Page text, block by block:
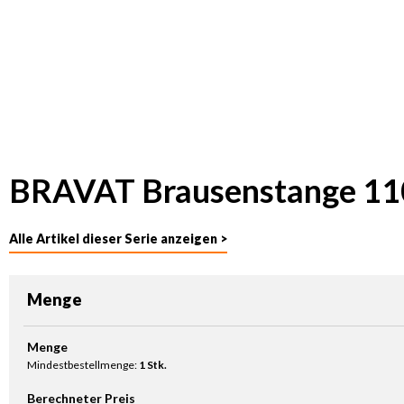
BRAVAT Brausenstange
Alle Artikel dieser Serie anzeigen >
Menge
Produkt Anzahl: Gib den gewünschten Wert ein oder benutze die
Menge
Mindestbestellmenge: 1 Stk.
Berechneter Preis